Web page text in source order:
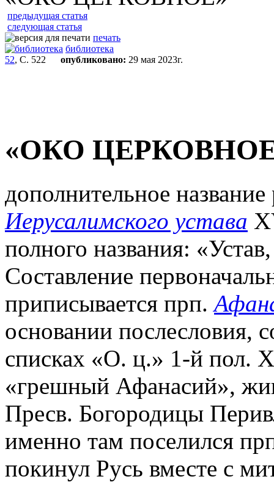
предыдущая статья
следующая статья
печать
библиотека
52, С. 522 опубликовано: 29 мая 2023г.
«ОКО
дополнительное
Иерусалимского устава
полного названия:
Составление
приписывается прп.
основании послесловия,
списках «О. ц.» 1-й пол.
«грешный Афанасий»,
Пресв. Богородицы
именно там поселился
покинул Русь вместе с